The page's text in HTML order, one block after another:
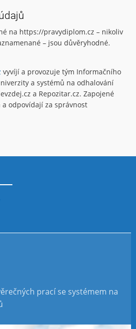
na https://pravydiplom.cz – nikoliv
– jsou důvěryhodné.
vyvíjí a provozuje tým Informačního
a systémů na odhalování
a Repozitar.cz. Zapojené
odpovídají za správnost
prací se systémem na